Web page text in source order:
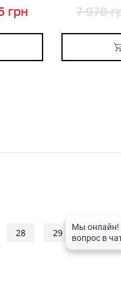
грн 7 970
28 29 30